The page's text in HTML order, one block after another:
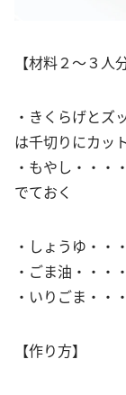
【材料２～３人
・きくらげと
は千切りにカッ
・もやし・・
でておく
・しょうゆ・・
・ごま油・・・
・いりごま・
【作り方】